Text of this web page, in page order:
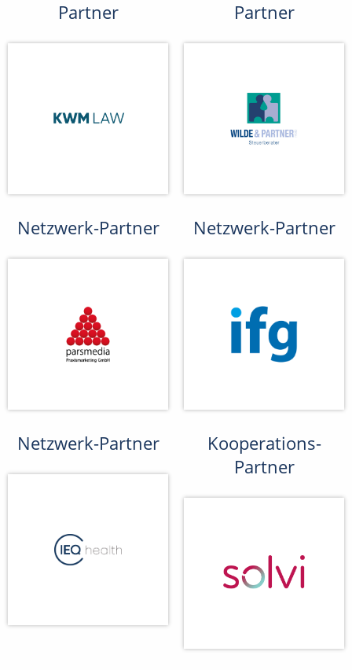
Partner
Partner
Netzwerk-Partner Netzwerk-Partner
Netzwerk-Partner
Kooperations-
Partner